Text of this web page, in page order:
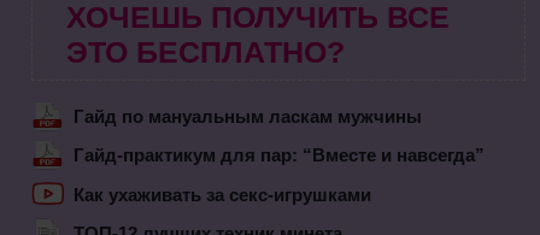
ХОЧЕШЬ ПОЛУЧИТЬ ВСЕ
ЭТО БЕСПЛАТНО?
Гайд по мануальным ласкам мужчины
Гайд-практикум для пар: “Вместе и навсегда”
Как ухаживать за секс-игрушками